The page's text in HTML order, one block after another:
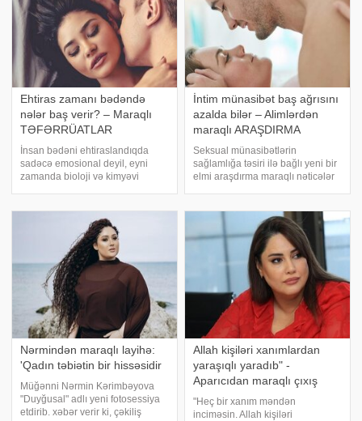
Ehtiras zamanı bədəndə
nələr baş verir? – Maraqlı
TƏFƏRRÜATLAR
İnsan bədəni ehtiraslandıqda
sadəcə emosional deyil, eyni
zamanda bioloji və kimyəvi
sistemlərini əhatə edir. xəbər verir
ki, mütəxəssislərin sözlərinə
görə, seksua
İntim münasibət baş ağrısını
azalda bilər – Alimlərdən
maraqlı ARAŞDIRMA
Seksual münasibətlərin
sağlamlığa təsiri ilə bağlı yeni bir
elmi araşdırma maraqlı nəticələr
ağrısının azalmasına və ya
tamamilə yox olmasına səbəb ola
bilər. xəbə
Nərmindən maraqlı layihə:
'Qadın təbiətin bir hissəsidir
Müğənni Nərmin Kərimbəyova
"Duyğusal" adlı yeni fotosessiya
etdirib. xəbər verir ki, çəkiliş
Allah kişiləri xanımlardan
yaraşıqlı yaradıb" -
Aparıcıdan maraqlı çıxış
"Heç bir xanım məndən
inciməsin. Allah kişiləri